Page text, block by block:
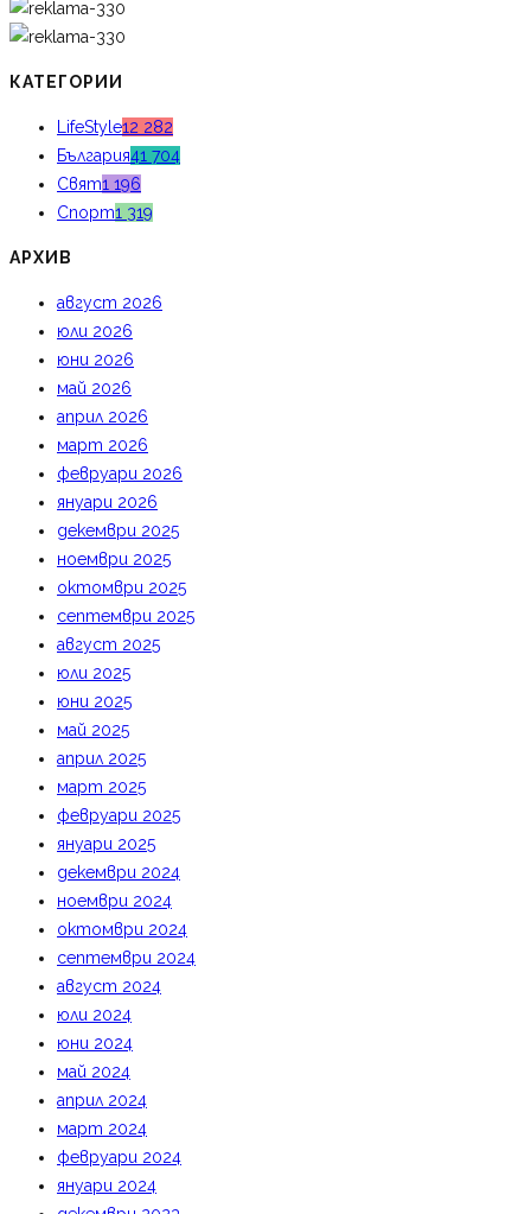
КАТЕГОРИИ
LifeStyle12 282
България41 704
Свят1 196
Спорт1 319
АРХИВ
август 2026
юли 2026
юни 2026
май 2026
април 2026
март 2026
февруари 2026
януари 2026
декември 2025
ноември 2025
октомври 2025
септември 2025
август 2025
юли 2025
юни 2025
май 2025
април 2025
март 2025
февруари 2025
януари 2025
декември 2024
ноември 2024
октомври 2024
септември 2024
август 2024
юли 2024
юни 2024
май 2024
април 2024
март 2024
февруари 2024
януари 2024